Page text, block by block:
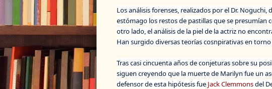
Los análisis forenses, realizados por el Dr.
estómago los restos de pastillas que se presumían
otro lado, el análisis de la piel de la actriz no
Han surgido diversas teorías cosnpirativas en
Tras casi cincuenta años de conjeturas sobre su
siguen creyendo que la muerte de Marilyn fue un
defensor de esta hipótesis fue Jack Clemmonsdel